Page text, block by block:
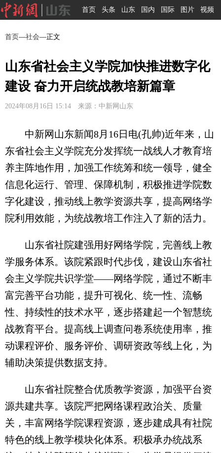
首页 头条 山东 国内 国际 图片 视频
首页—社会—正文
山东省社会主义学院加快推进数字化
建设 奋力开启统战教培新篇章
2024年08月16日 15:14 来源：中新网山东
中新网山东新闻8月16日电(孔帅)近年来，山
东省社会主义学院充分发挥统一战线人才教育培
养主阵地作用，加强工作统筹和统一领导，健全
信息化运行、管理、保障机制，积极推进学院数
字化建设，推动线上教学资源共享，提高网络学
院利用效能，为统战教培工作注入了新的活力。
山东省社院建强用好网络学院，完善线上教
学服务体系。该院紧跟时代步伐，建设山东省社
会主义学院共识学堂——网络学院，通过不断丰
富完善平台功能，提升可视化、统一性、流畅
性、持续性的技术水平，逐步搭建起一个智慧统
战教育平台。提高线上调查问卷系统使用率，推
动课程评价、服务评价、调研资政等线上化，为
辅助决策提供数据支持。
山东省社院整合优质教学资源，加强平台资
源共建共享。该院严把网络课程政治关、质量
关，丰富网络学院课程资源，逐步建成具有社院
特色的线上教学模块化体系。积极承办统战系